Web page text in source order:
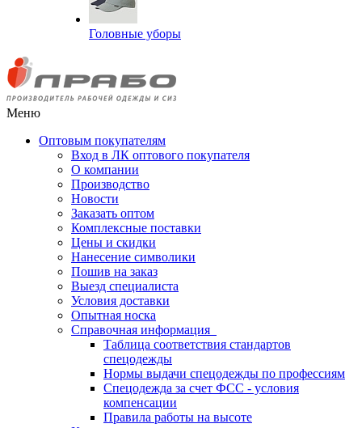
Головные уборы
Меню
Оптовым покупателям
Вход в ЛК оптового покупателя
О компании
Производство
Новости
Заказать оптом
Комплексные поставки
Цены и скидки
Нанесение символики
Пошив на заказ
Выезд специалиста
Условия доставки
Опытная носка
Справочная информация
Таблица соответствия стандартов
спецодежды
Нормы выдачи спецодежды по профессиям
Спецодежда за счет ФСС - условия
компенсации
Правила работы на высоте